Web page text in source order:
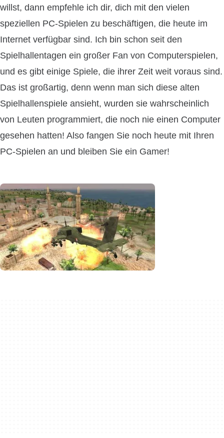
willst, dann empfehle ich dir, dich mit den vielen
speziellen PC-Spielen zu beschäftigen, die heute im
Internet verfügbar sind. Ich bin schon seit den
Spielhallentagen ein großer Fan von Computerspielen,
und es gibt einige Spiele, die ihrer Zeit weit voraus sind.
Das ist großartig, denn wenn man sich diese alten
Spielhallenspiele ansieht, wurden sie wahrscheinlich
von Leuten programmiert, die noch nie einen Computer
gesehen hatten! Also fangen Sie noch heute mit Ihren
PC-Spielen an und bleiben Sie ein Gamer!